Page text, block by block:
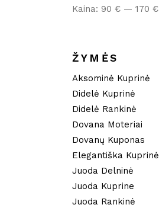
Kaina: 90 € — 170 €
ŽYMĖS
Aksominė Kuprinė
Didelė Kuprinė
Didelė Rankinė
Dovana Moteriai
Dovanų Kuponas
Elegantiška Kuprinė
Juoda Delninė
Juoda Kuprine
Juoda Rankinė